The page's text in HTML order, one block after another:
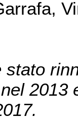
2013